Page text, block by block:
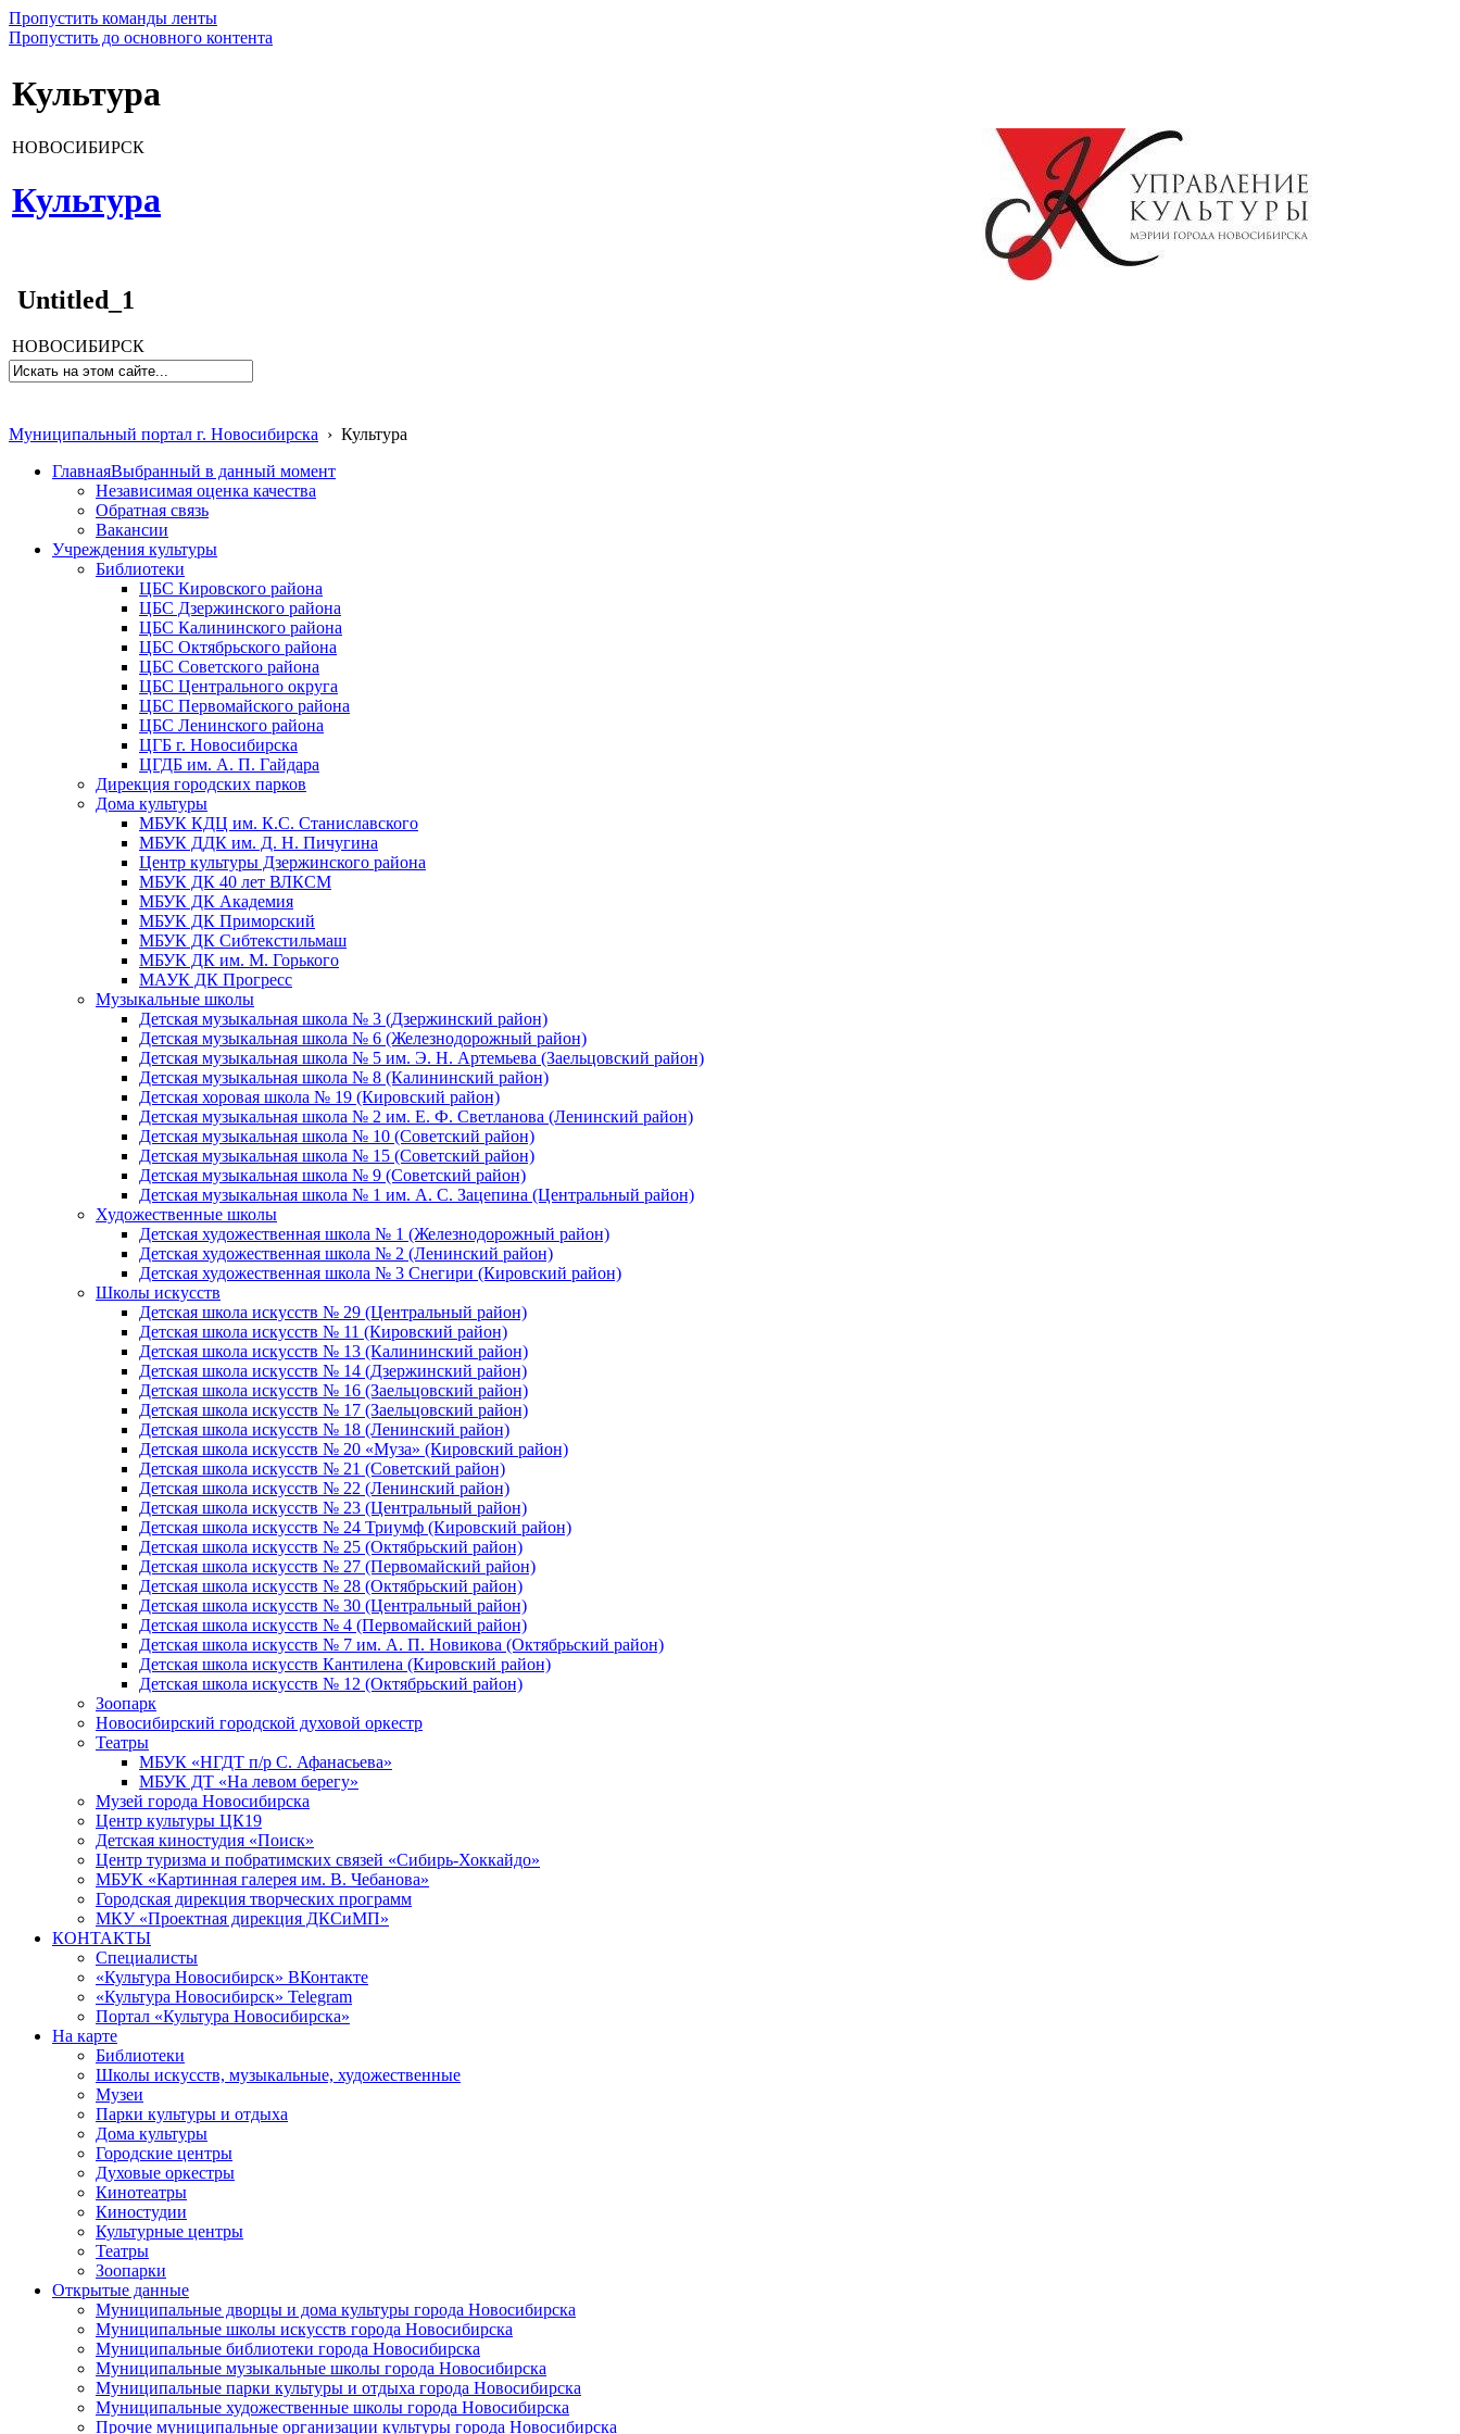
Пропустить команды ленты
Пропустить до основного контента
Культура
НОВОСИБИРСК
Культура
Untitled_1
НОВОСИБИРСК
Муниципальный портал г. Новосибирска › Культура
ГлавнаяВыбранный в данный момент
Независимая оценка качества
Обратная связь
Вакансии
Учреждения культуры
Библиотеки
ЦБС Кировского района
ЦБС Дзержинского района
ЦБС Калининского района
ЦБС Октябрьского района
ЦБС Советского района
ЦБС Центрального округа
ЦБС Первомайского района
ЦБС Ленинского района
ЦГБ г. Новосибирска
ЦГДБ им. А. П. Гайдара
Дирекция городских парков
Дома культуры
МБУК КДЦ им. К.С. Станиславского
МБУК ДДК им. Д. Н. Пичугина
Центр культуры Дзержинского района
МБУК ДК 40 лет ВЛКСМ
МБУК ДК Академия
МБУК ДК Приморский
МБУК ДК Сибтекстильмаш
МБУК ДК им. М. Горького
МАУК ДК Прогресс
Музыкальные школы
Детская музыкальная школа № 3 (Дзержинский район)
Детская музыкальная школа № 6 (Железнодорожный район)
Детская музыкальная школа № 5 им. Э. Н. Артемьева (Заельцовский район)
Детская музыкальная школа № 8 (Калининский район)
Детская хоровая школа № 19 (Кировский район)
Детская музыкальная школа № 2 им. Е. Ф. Светланова (Ленинский район)
Детская музыкальная школа № 10 (Советский район)
Детская музыкальная школа № 15 (Советский район)
Детская музыкальная школа № 9 (Советский район)
Детская музыкальная школа № 1 им. А. С. Зацепина (Центральный район)
Художественные школы
Детская художественная школа № 1 (Железнодорожный район)
Детская художественная школа № 2 (Ленинский район)
Детская художественная школа № 3 Снегири (Кировский район)
Школы искусств
Детская школа искусств № 29 (Центральный район)
Детская школа искусств № 11 (Кировский район)
Детская школа искусств № 13 (Калининский район)
Детская школа искусств № 14 (Дзержинский район)
Детская школа искусств № 16 (Заельцовский район)
Детская школа искусств № 17 (Заельцовский район)
Детская школа искусств № 18 (Ленинский район)
Детская школа искусств № 20 «Муза» (Кировский район)
Детская школа искусств № 21 (Советский район)
Детская школа искусств № 22 (Ленинский район)
Детская школа искусств № 23 (Центральный район)
Детская школа искусств № 24 Триумф (Кировский район)
Детская школа искусств № 25 (Октябрьский район)
Детская школа искусств № 27 (Первомайский район)
Детская школа искусств № 28 (Октябрьский район)
Детская школа искусств № 30 (Центральный район)
Детская школа искусств № 4 (Первомайский район)
Детская школа искусств № 7 им. А. П. Новикова (Октябрьский район)
Детская школа искусств Кантилена (Кировский район)
Детская школа искусств № 12 (Октябрьский район)
Зоопарк
Новосибирский городской духовой оркестр
Театры
МБУК «НГДТ п/р С. Афанасьева»
МБУК ДТ «На левом берегу»
Музей города Новосибирска
Центр культуры ЦК19
Детская киностудия «Поиск»
Центр туризма и побратимских связей «Сибирь-Хоккайдо»
МБУК «Картинная галерея им. В. Чебанова»
Городская дирекция творческих программ
МКУ «Проектная дирекция ДКСиМП»
КОНТАКТЫ
Специалисты
«Культура Новосибирск» ВКонтакте
«Культура Новосибирск» Telegram
Портал «Культура Новосибирска»
На карте
Библиотеки
Школы искусств, музыкальные, художественные
Музеи
Парки культуры и отдыха
Дома культуры
Городские центры
Духовые оркестры
Кинотеатры
Киностудии
Культурные центры
Театры
Зоопарки
Открытые данные
Муниципальные дворцы и дома культуры города Новосибирска
Муниципальные школы искусств города Новосибирска
Муниципальные библиотеки города Новосибирска
Муниципальные музыкальные школы города Новосибирска
Муниципальные парки культуры и отдыха города Новосибирска
Муниципальные художественные школы города Новосибирска
Прочие муниципальные организации культуры города Новосибирска